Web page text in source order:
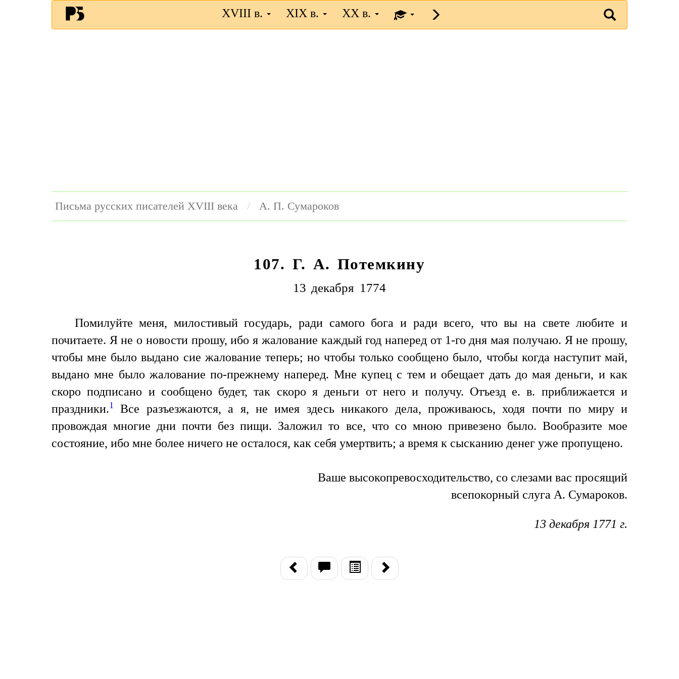
XVIII в. XIX в. XX в.
Письма русских писателей XVIII века А. П. Сумароков
107. Г. А. Потемкину
13 декабря 1774
Помилуйте меня, милостивый государь, ради самого бога и ради всего, что вы на свете любите и
почитаете. Я не о новости прошу, ибо я жалование каждый год наперед от 1-го дня мая получаю. Я не прошу,
чтобы мне было выдано сие жалование теперь; но чтобы только сообщено было, чтобы когда наступит май,
выдано мне было жалование по-прежнему наперед. Мне купец с тем и обещает дать до мая деньги, и как
скоро подписано и сообщено будет, так скоро я деньги от него и получу. Отъезд е. в. приближается и
праздники.1
Все разъезжаются, а я, не имея здесь никакого дела, проживаюсь, ходя почти по миру и
провождая многие дни почти без пищи. Заложил то все, что со мною привезено было. Вообразите мое
состояние, ибо мне более ничего не осталося, как себя умертвить; а время к сысканию денег уже пропущено.
Ваше высокопревосходительство, со слезами вас просящий
всепокорный слуга А. Сумароков.
13 декабря 1771 г.